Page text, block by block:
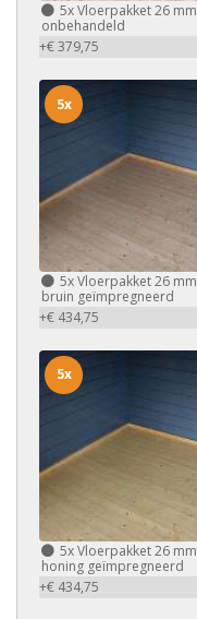
5xVloerpakket 26 mm
onbehandeld
+€ 379,75
5xVloerpakket 26 mm
bruin geïmpregneerd
+€ 434,75
5x
5xVloerpakket 26 mm
honing geïmpregneerd
+€ 434,75
5x